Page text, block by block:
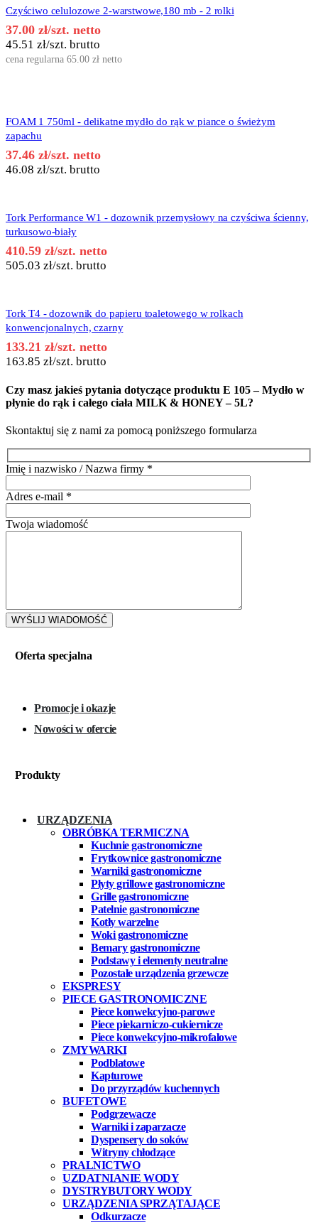
Czyściwo celulozowe 2-warstwowe,180 mb - 2 rolki
37.00 zł/szt. netto
45.51 zł/szt. brutto
cena regularna 65.00 zł netto
FOAM 1 750ml - delikatne mydło do rąk w piance o świeżym
zapachu
37.46 zł/szt. netto
46.08 zł/szt. brutto
Tork Performance W1 - dozownik przemysłowy na czyściwa ścienny,
turkusowo-biały
410.59 zł/szt. netto
505.03 zł/szt. brutto
Tork T4 - dozownik do papieru toaletowego w rolkach
konwencjonalnych, czarny
133.21 zł/szt. netto
163.85 zł/szt. brutto
Czy masz jakieś pytania dotyczące produktu E 105 – Mydło w
płynie do rąk i całego ciała MILK & HONEY – 5L?
Skontaktuj się z nami za pomocą poniższego formularza
Imię i nazwisko / Nazwa firmy *
Adres e-mail *
Twoja wiadomość
Oferta specjalna
Promocje i okazje
Nowości w ofercie
Produkty
URZĄDZENIA
OBRÓBKA TERMICZNA
Kuchnie gastronomiczne
Frytkownice gastronomiczne
Warniki gastronomiczne
Płyty grillowe gastronomiczne
Grille gastronomiczne
Patelnie gastronomiczne
Kotły warzelne
Woki gastronomiczne
Bemary gastronomiczne
Podstawy i elementy neutralne
Pozostałe urządzenia grzewcze
EKSPRESY
PIECE GASTRONOMICZNE
Piece konwekcyjno-parowe
Piece piekarniczo-cukiernicze
Piece konwekcyjno-mikrofalowe
ZMYWARKI
Podblatowe
Kapturowe
Do przyrządów kuchennych
BUFETOWE
Podgrzewacze
Warniki i zaparzacze
Dyspensery do soków
Witryny chłodzące
PRALNICTWO
UZDATNIANIE WODY
DYSTRYBUTORY WODY
URZĄDZENIA SPRZĄTAJĄCE
Odkurzacze